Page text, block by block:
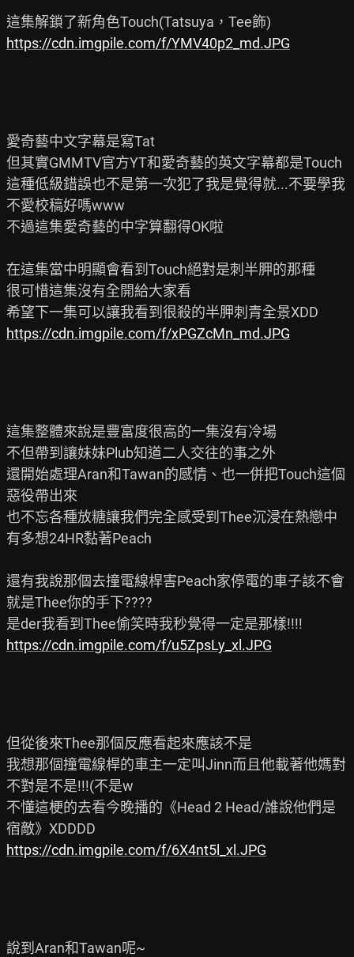
https://cdn.imgpile.com/f/YMV40p2_md.JPG
愛奇藝中文字幕是寫Tat
但其實GMMTV官方YT和愛奇藝的英文字幕都是Touch
這種低級錯誤也不是第一次犯了我是覺得就...不要學我
不愛校稿好嗎www
不過這集愛奇藝的中字算翻得OK啦
在這集當中明顯會看到Touch絕對是刺半胛的那種
很可惜這集沒有全開給大家看
https://cdn.imgpile.com/f/xPGZcMn_md.JPG
這集整體來說是豐富度很高的一集沒有冷場
不但帶到讓妹妹Plub知道二人交往的事之外
還開始處理Aran和Tawan的感情、也一併把Touch這個
惡役帶出來
也不忘各種放糖讓我們完全感受到Thee沉浸在熱戀中
有多想24HR黏著Peach
還有我說那個去撞電線桿害Peach家停電的車子該不會
就是Thee你的手下????
https://cdn.imgpile.com/f/u5ZpsLy_xl.JPG
但從後來Thee那個反應看起來應該不是
我想那個撞電線桿的車主一定叫Jinn而且他載著他媽對
不對是不是!!!(不是w
不懂這梗的去看今晚播的《Head 2 Head/誰說他們是
https://cdn.imgpile.com/f/6X4nt5l_xl.JPG
說到Aran和Tawan呢~